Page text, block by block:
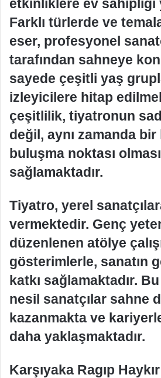
etkinliklere ev sahipliği
Farklı türlerde ve
eser, profesyonel
tarafından sahneye
sayede çeşitli yaş
izleyicilere hitap
çeşitlilik, tiyatronun
değil, aynı zamanda
buluşma noktası
sağlamaktadır.
Tiyatro, yerel
vermektedir. Genç
düzenlenen atölye
gösterimlerle, sanatın
katkı sağlamaktadır.
nesil sanatçılar sahne
kazanmakta ve
daha yaklaşmaktadır.
Karşıyaka Ragıp